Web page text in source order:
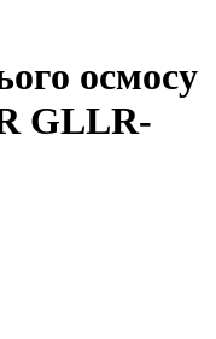
осмосу
GLLR-